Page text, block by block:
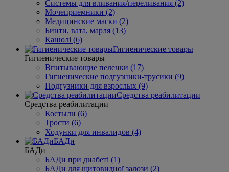
Системы для вливания/переливания (2)
Мочеприемники (2)
Медицинские маски (2)
Бинти, вата, марля (13)
Канюлі (6)
Гигиенические товары
Гигиенические товары
Впитывающие пеленки (17)
Гигиенические подгузники-трусики (9)
Подгузники для взрослых (9)
Средства реабилитации
Средства реабилитации
Костыли (6)
Трости (6)
Ходунки для инвалидов (4)
БАДи
БАДи
БАДи при диабеті (1)
БАДи для щитовидної залози (2)